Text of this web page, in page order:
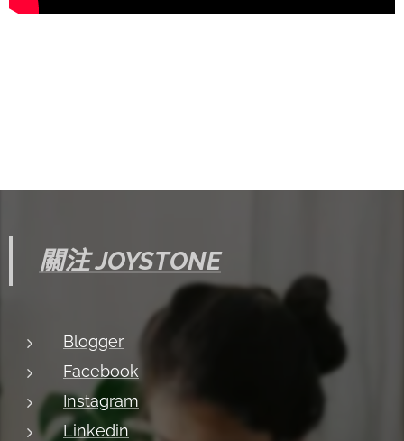
關注 JOYSTONE
Blogger
Facebook
Instagram
Linkedin